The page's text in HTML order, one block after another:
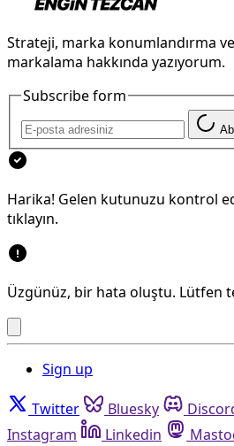
Strateji, marka konumlandırma
markalama hakkında yazıyorum.
Subscribe form
Harika! Gelen kutunuzu kontrol
tıklayın.
Üzgünüz, bir hata oluştu. Lütfen
Sign up
Twitter Bluesky
Instagram
Linkedin